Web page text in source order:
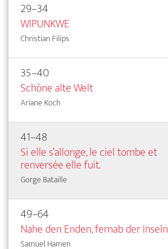
29–34
WIPUNKWE
Christian Filips
35–40
Schöne alte Welt
Ariane Koch
41–48
Si elle s’allonge, le ciel tombe et
renversée elle fuit.
Gorge Bataille
49–64
Nahe den Enden, fernab der Inseln
Samuel Hamen